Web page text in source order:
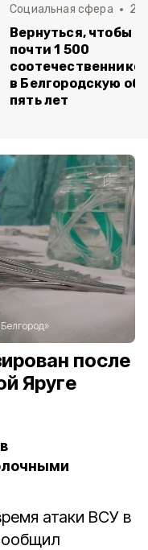
Социальная сфера 20
Вернуться, чтобы
почти 1 500
в Белгородскую
пять лет
после
Яруге
атаки ВСУ в